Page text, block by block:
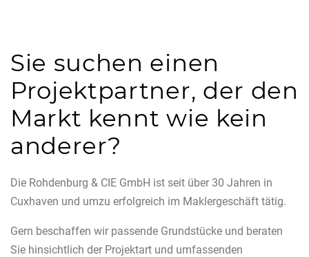
Sie suchen einen
Projektpartner, der den
Markt kennt wie kein
anderer?
Die Rohdenburg & CIE GmbH ist seit über 30 Jahren in
Cuxhaven und umzu erfolgreich im Maklergeschäft tätig.
Gern beschaffen wir passende Grundstücke und beraten
Sie hinsichtlich der Projektart und umfassenden